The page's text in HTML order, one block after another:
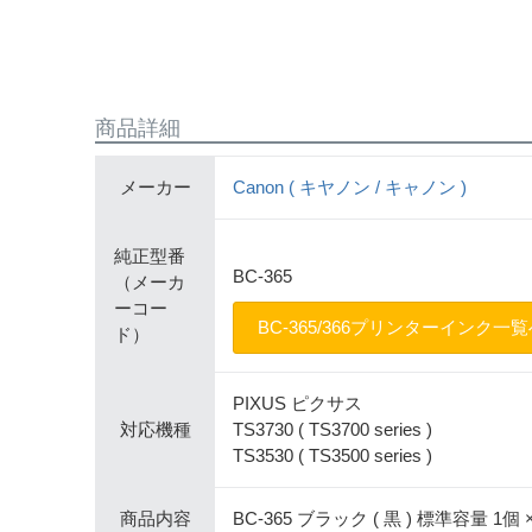
商品詳細
メーカー Canon ( キヤノン / キャノン )
純正型番
（メーカ
ーコー
ド）
BC-365
BC-365/366プリンターインク一覧
対応機種
PIXUS ピクサス
TS3730 ( TS3700 series )
TS3530 ( TS3500 series )
商品内容 BC-365 ブラック ( 黒 ) 標準容量 1個